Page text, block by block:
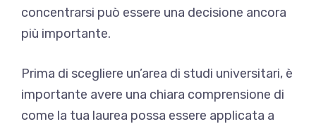
concentrarsi può essere una decisione ancora
più importante.
Prima di scegliere un’area di studi universitari, è
importante avere una chiara comprensione di
come la tua laurea possa essere applicata a